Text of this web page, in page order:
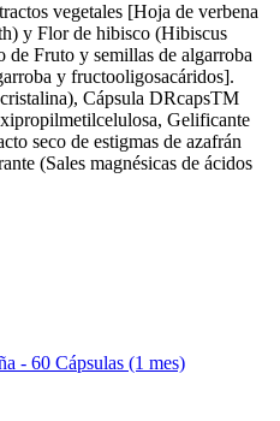
vegetales [Hoja de verbena
y Flor de hibisco (Hibiscus
Fruto y semillas de algarroba
y fructooligosacáridos].
Cápsula DRcapsTM
Gelificante
seco de estigmas de azafrán
(Sales magnésicas de ácidos